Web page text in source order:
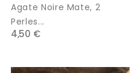
Agate Noire Mate, 2
Perles...
4,50 €